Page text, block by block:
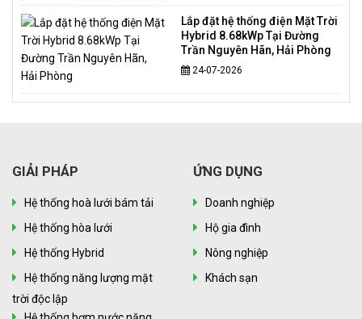
Lắp đặt hệ thống điện Mặt Trời
Hybrid 8.68kWp Tại Đường
Trần Nguyên Hãn, Hải Phòng
24-07-2026
GIẢI PHÁP
Hệ thống hoà lưới bám tải
Hệ thống hòa lưới
Hệ thống Hybrid
Hệ thống năng lượng mặt
trời độc lập
ỨNG DỤNG
Doanh nghiệp
Hộ gia đình
Nông nghiệp
Khách sạn